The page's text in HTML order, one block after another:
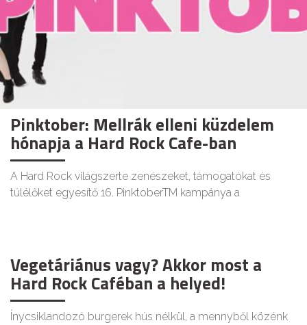
Pinktober: Mellrák elleni küzdelem
hónapja a Hard Rock Cafe-ban
A Hard Rock világszerte zenészeket, támogatókat és
túlélőket egyesítő 16. PinktoberTM kampánya a
Vegetáriánus vagy? Akkor most a
Hard Rock Caféban a helyed!
Ínycsiklandozó burgerek hús nélkül, a mennyből közénk